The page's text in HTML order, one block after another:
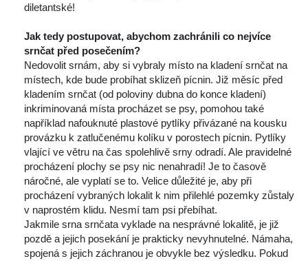
diletantské!
Jak tedy postupovat, abychom zachránili co nejvíce
rnčat před posečením?
Nedovolit srnám, aby si vybraly místo na kladení srnčat na
místech, kde bude probíhat sklizeň pícnin. Již měsíc před
kladením srnčat (od poloviny dubna do konce kladení)
inkriminovaná místa procházet se psy, pomohou také
například nafouknuté plastové pytlíky přivázané na kousku
provázku k zatlučenému kolíku v porostech pícnin. Pytlíky
vlající ve větru na čas spolehlivě srny odradí. Ale pravidelné
procházení plochy se psy nic nenahradí! Je to časově
náročné, ale vyplatí se to. Velice důležité je, aby při
procházení vybraných lokalit k nim přilehlé pozemky zůstaly
v naprostém klidu. Nesmí tam psi přebíhat.
Jakmile srna srnčata vyklade na nesprávné lokalitě, je již
pozdě a jejich posekání je prakticky nevyhnutelné. Námaha,
pojená s jejich záchranou je obvykle bez výsledku. Pokud